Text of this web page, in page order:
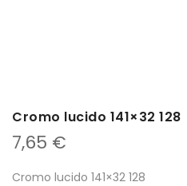
Cromo lucido 141×32 128
7,65 €
Cromo lucido 141×32 128